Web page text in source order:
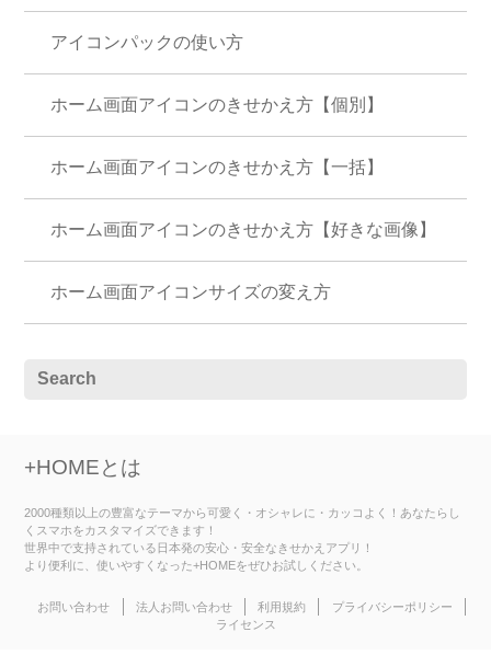
アイコンパックの使い方
ホーム画面アイコンのきせかえ方【個別】
ホーム画面アイコンのきせかえ方【一括】
ホーム画面アイコンのきせかえ方【好きな画像】
ホーム画面アイコンサイズの変え方
+HOMEとは
2000種類以上の豊富なテーマから可愛く・オシャレに・カッコよく！あなたらし
くスマホをカスタマイズできます！
世界中で支持されている日本発の安心・安全なきせかえアプリ！
より便利に、使いやすくなった+HOMEをぜひお試しください。
お問い合わせ 法人お問い合わせ 利用規約
プライバシーポリシー
ライセンス